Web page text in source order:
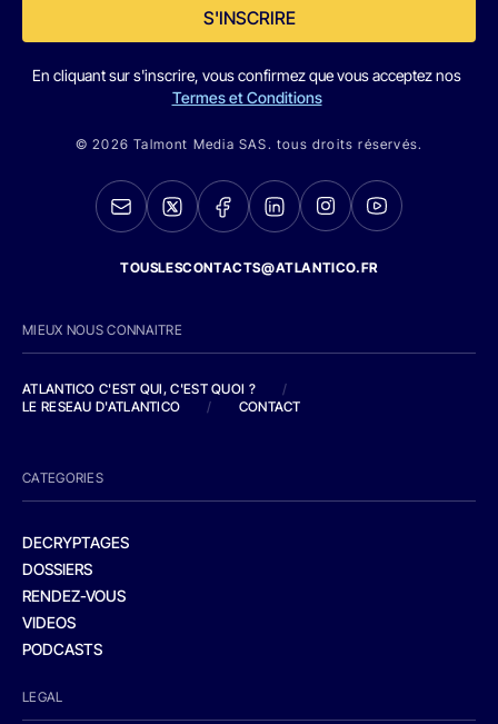
S'INSCRIRE
En cliquant sur s'inscrire, vous confirmez que vous acceptez nos
Termes et Conditions
© 2026 Talmont Media SAS. tous droits réservés.
TOUSLESCONTACTS@ATLANTICO.FR
MIEUX NOUS CONNAITRE
ATLANTICO C'EST QUI, C'EST QUOI ?
/
LE RESEAU D'ATLANTICO
/ CONTACT
CATEGORIES
DECRYPTAGES
DOSSIERS
RENDEZ-VOUS
VIDEOS
PODCASTS
LEGAL